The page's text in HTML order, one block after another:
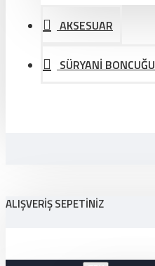
AKSESUAR
SÜRYANİ BONCUĞU
ALIŞVERIŞ SEPETINIZ